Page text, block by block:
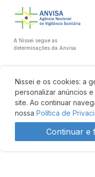
Nissei e os cookies: a
personalizar anúncios
site. Ao continuar
nossa Política de
A Nissei segue as
determinações da Anvisa.